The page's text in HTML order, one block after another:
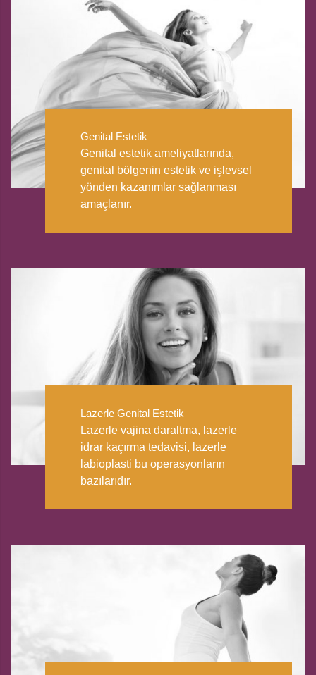
Genital Estetik
Genital estetik ameliyatlarında,
genital bölgenin estetik ve işlevsel
yönden kazanımlar sağlanması
amaçlanır.
Lazerle Genital Estetik
Lazerle vajina daraltma, lazerle
idrar kaçırma tedavisi, lazerle
labioplasti bu operasyonların
bazılarıdır.